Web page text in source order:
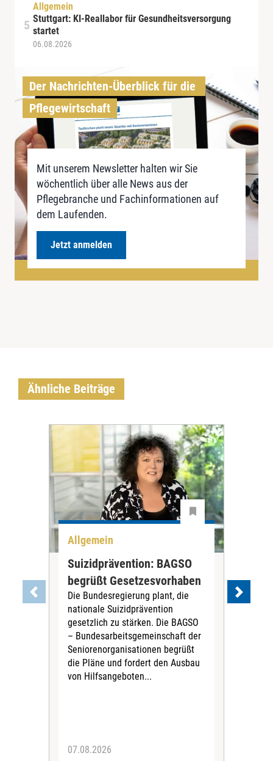
Allgemein
Stuttgart: KI-Reallabor für Gesundheitsversorgung
startet
06.08.2026
Der Nachrichten-Überblick für die
Pflegewirtschaft
Mit unserem Newsletter halten wir Sie
wöchentlich über alle News aus der
Pflegebranche und Fachinformationen auf
dem Laufenden.
Jetzt anmelden
Ähnliche Beiträge
Allgemein
Suizidprävention: BAGSO
begrüßt Gesetzesvorhaben
Die Bundesregierung plant, die
nationale Suizidprävention
gesetzlich zu stärken. Die BAGSO
– Bundesarbeitsgemeinschaft der
Seniorenorganisationen begrüßt
die Pläne und fordert den Ausbau
von Hilfsangeboten...
07.08.2026